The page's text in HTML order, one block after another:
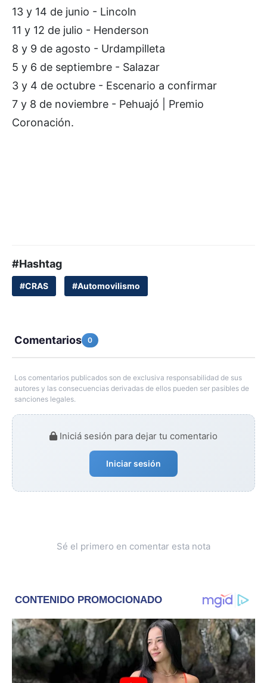
13 y 14 de junio - Lincoln
11 y 12 de julio - Henderson
8 y 9 de agosto - Urdampilleta
5 y 6 de septiembre - Salazar
3 y 4 de octubre - Escenario a confirmar
7 y 8 de noviembre - Pehuajó | Premio
Coronación.
#Hashtag
#CRAS #Automovilismo
Comentarios 0
Los comentarios publicados son de exclusiva responsabilidad de sus
autores y las consecuencias derivadas de ellos pueden ser pasibles de
sanciones legales.
Iniciá sesión para dejar tu comentario
Iniciar sesión
Sé el primero en comentar esta nota